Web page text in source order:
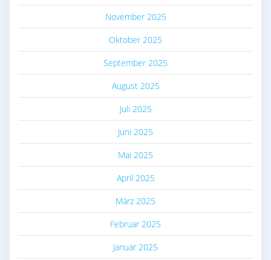
November 2025
Oktober 2025
September 2025
August 2025
Juli 2025
Juni 2025
Mai 2025
April 2025
März 2025
Februar 2025
Januar 2025